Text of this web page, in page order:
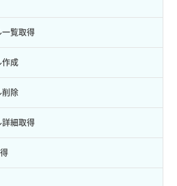
得
（ネットワーク指定）
グループ取得
覧取得
成
除
細取得